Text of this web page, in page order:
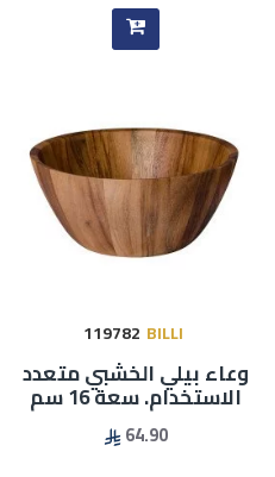
BILLI
119782
وعاء بيلي الخشبي متعدد
الاستخدام. سعة 16 سم
64.90